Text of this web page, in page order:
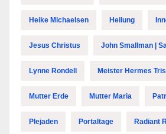
Heike Michaelsen Heilung
Jesus Christus John Smallman |
Lynne Rondell Meister Hermes
Mutter Erde Mutter Maria
Plejaden Portaltage Radiant